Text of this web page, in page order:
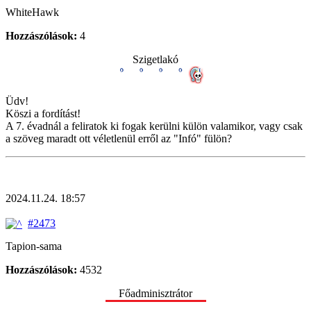
WhiteHawk
Hozzászólások: 4
Szigetlakó
Üdv!
Köszi a fordítást!
A 7. évadnál a feliratok ki fogak kerülni külön valamikor, vagy csak
a szöveg maradt ott véletlenül erről az "Infó" fülön?
2024.11.24. 18:57
#2473
Tapion-sama
Hozzászólások: 4532
Főadminisztrátor